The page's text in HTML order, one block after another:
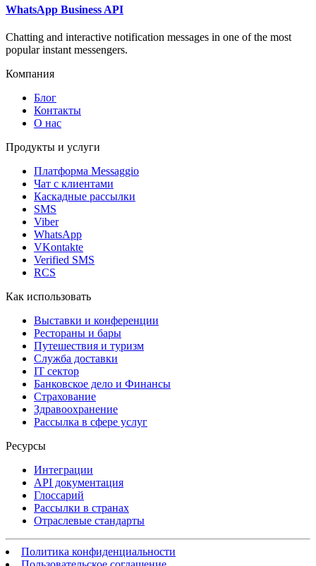
WhatsApp Business API
Chatting and interactive notification messages in one of the most
popular instant messengers.
Компания
Блог
Контакты
О нас
Продукты и услуги
Платформа Messaggio
Чат с клиентами
Каскадные рассылки
SMS
Viber
WhatsApp
VKontakte
Verified SMS
RCS
Как использовать
Выставки и конференции
Рестораны и бары
Путешествия и туризм
Служба доставки
IT сектор
Банковское дело и Финансы
Страхование
Здравоохранение
Рассылка в сфере услуг
Ресурсы
Интеграции
API документация
Глоссарий
Рассылки в странах
Отраслевые стандарты
Политика конфиденциальности